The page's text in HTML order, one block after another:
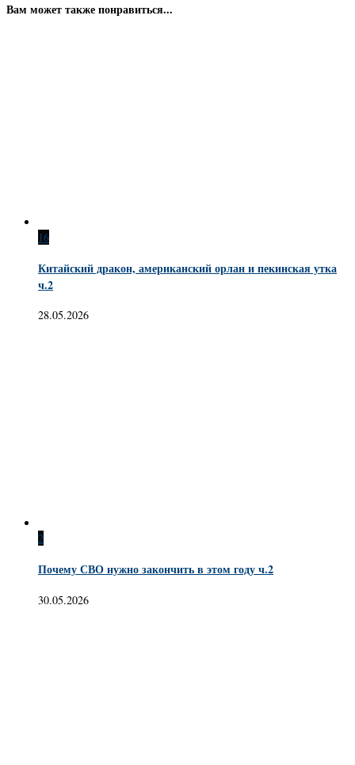
Вам может также понравиться...
16
Китайский дракон, американский орлан и пекинская утка
ч.2
28.05.2026
2
Почему СВО нужно закончить в этом году ч.2
30.05.2026